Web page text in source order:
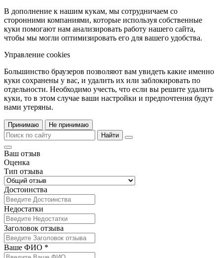
В дополнение к нашим кукам, мы сотрудничаем со
сторонними компаниями, которые используя собственные
куки помогают нам анализировать работу нашего сайта,
чтобы мы могли оптимизировать его для вашего удобства.
Управление cookies
Большинство браузеров позволяют вам увидеть какие именно
куки сохранены у вас, и удалить их или заблокировать по
отдельности. Необходимо учесть, что если вы решите удалить
куки, то в этом случае ваши настройки и предпочтения будут
нами утеряны.
Принимаю
Не принимаю
Найти
Ваш отзыв
Оценка
Тип отзыва
Достоинства
Недостатки
Заголовок отзыва
Ваше ФИО *